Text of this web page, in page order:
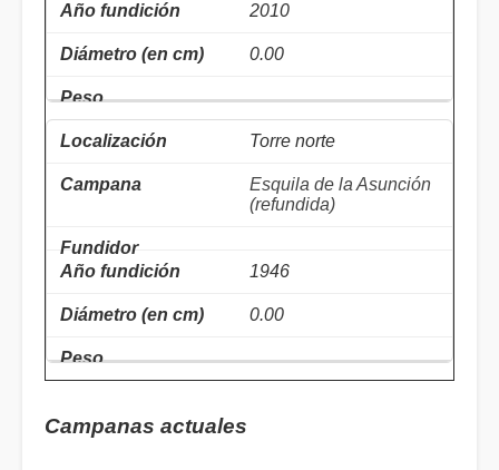
2010
0.00
Torre norte
Esquila de la Asunción
(refundida)
1946
0.00
Campanas actuales